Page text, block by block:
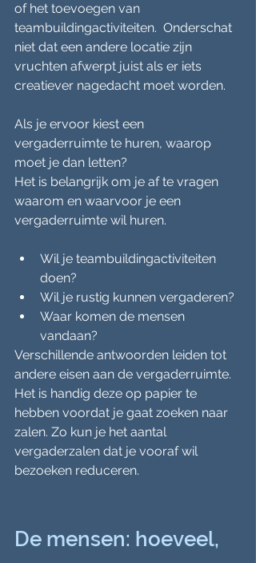
of het toevoegen van
teambuildingactiviteiten.  Onderschat
niet dat een andere locatie zijn
vruchten afwerpt juist als er iets
creatiever nagedacht moet worden.
Als je ervoor kiest een
vergaderruimte te huren, waarop
moet je dan letten?
Het is belangrijk om je af te vragen
waarom en waarvoor je een
vergaderruimte wil huren.
Wil je teambuildingactiviteiten
doen?
Wil je rustig kunnen vergaderen?
Waar komen de mensen
vandaan?
Verschillende antwoorden leiden tot
andere eisen aan de vergaderruimte.
Het is handig deze op papier te
hebben voordat je gaat zoeken naar
zalen. Zo kun je het aantal
vergaderzalen dat je vooraf wil
bezoeken reduceren.
De mensen: hoeveel,